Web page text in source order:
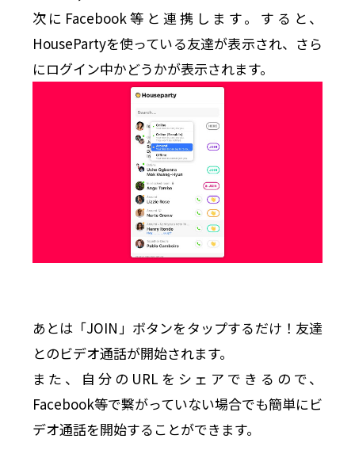
次にFacebook等と連携します。すると、
HousePartyを使っている友達が表示され、さら
にログイン中かどうかが表示されます。
あとは「JOIN」ボタンをタップするだけ！友達
とのビデオ通話が開始されます。
また、自分のURLをシェアできるので、
Facebook等で繋がっていない場合でも簡単にビ
デオ通話を開始することができます。